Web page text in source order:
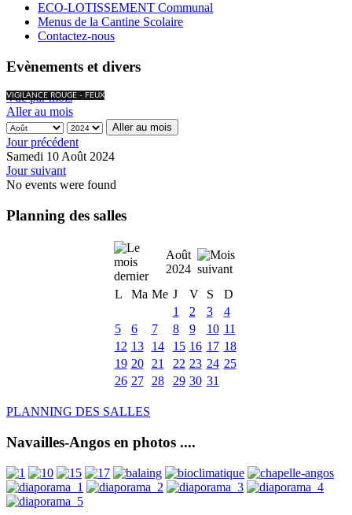
ECO-LOTISSEMENT Communal
Menus de la Cantine Scolaire
Contactez-nous
Evènements et divers
VIGILANCE ROUGE - FEUX
Vue par mois
Aller au mois
Aller au mois
Jour précédent
Samedi 10 Août 2024
Jour suivant
No events were found
Planning des salles
Août
2024
L
Ma Me J V S
D
1
2 3
4
5
6 7 8 9 10 11
12 13 14 15 16 17 18
19 20 21 22 23 24 25
26 27 28 29 30 31
PLANNING DES SALLES
Navailles-Angos en photos ....